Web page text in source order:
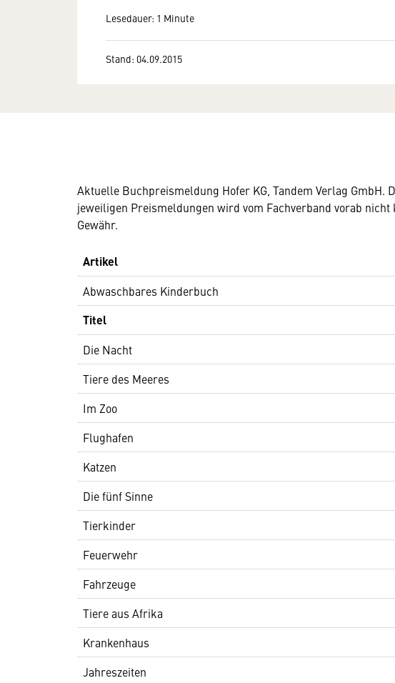
Lesedauer: 1 Minute
Stand: 04.09.2015
Aktuelle Buchpreismeldung Hofer KG, Tandem Verlag GmbH.
jeweiligen Preismeldungen wird vom Fachverband vorab
Gewähr.
Artikel
Abwaschbares Kinderbuch
Titel
Die Nacht
Tiere des Meeres
Im Zoo
Flughafen
Katzen
Die fünf Sinne
Tierkinder
Feuerwehr
Fahrzeuge
Tiere aus Afrika
Krankenhaus
Jahreszeiten